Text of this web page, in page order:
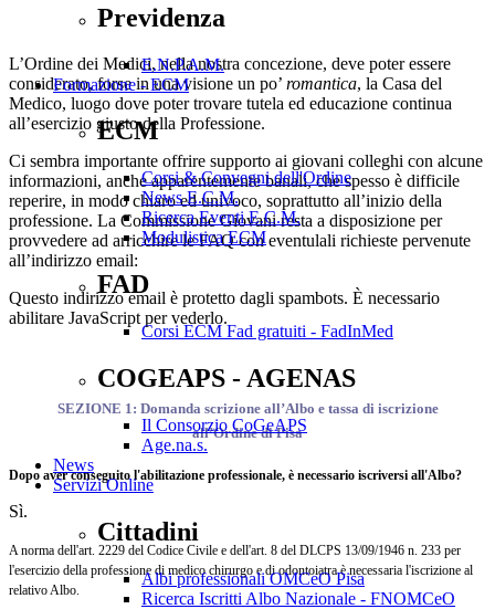
Previdenza
E.N.P.A.M.
Formazione - ECM
ECM
Corsi & Convegni dell'Ordine
News E.C.M.
Ricerca Eventi E.C.M.
Modulistica ECM
FAD
Corsi ECM Fad gratuiti - FadInMed
COGEAPS - AGENAS
Il Consorzio CoGeAPS
Age.na.s.
News
Servizi Online
Cittadini
Albi professionali OMCeO Pisa
Ricerca Iscritti Albo Nazionale - FNOMCeO
L’Ordine dei Medici, nella nostra concezione, deve poter essere
considerato, forse in una visione un po’ romantica, la Casa del
Medico, luogo dove poter trovare tutela ed educazione continua
all’esercizio giusto della Professione.
Ci sembra importante offrire supporto ai giovani colleghi con alcune
informazioni, anche apparentemente banali, che spesso è difficile
reperire, in modo chiaro ed univoco, soprattutto all’inizio della
professione. La Commissione Giovani resta a disposizione per
provvedere ad arricchire le FAQ con eventulali richieste pervenute
all’indirizzo email:
Questo indirizzo email è protetto dagli spambots. È necessario
abilitare JavaScript per vederlo.
SEZIONE 1: Domanda scrizione all’Albo e tassa di iscrizione
all’Ordine di Pisa
Dopo aver conseguito l'abilitazione professionale, è necessario iscriversi all'Albo?
Sì.
A norma dell'art. 2229 del Codice Civile e dell'art. 8 del DLCPS 13/09/1946 n. 233 per
l'esercizio della professione di medico chirurgo e di odontoiatra è necessaria l'iscrizione al
relativo Albo.